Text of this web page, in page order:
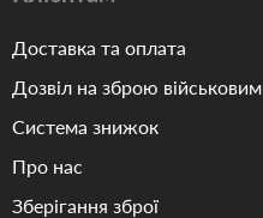
Доставка та оплата
Дозвіл на зброю військовим
Система знижок
Про нас
Зберігання зброї